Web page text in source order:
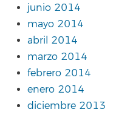
junio 2014
mayo 2014
abril 2014
marzo 2014
febrero 2014
enero 2014
diciembre 2013